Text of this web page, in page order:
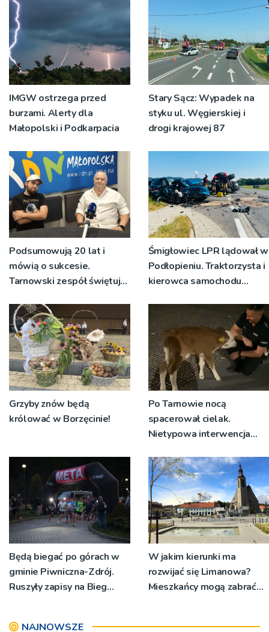
IMGW ostrzega przed
burzami. Alerty dla
Małopolski i Podkarpacia
Stary Sącz: Wypadek na
styku ul. Węgierskiej i
drogi krajowej 87
Podsumowują 20 lat i
mówią o sukcesie.
Tarnowski zespół świętuje
koncert
Śmigłowiec LPR lądował w
Podłopieniu. Traktorzysta i
kierowca samochodu
poszkodowani
Grzyby znów będą
królować w Borzęcinie!
Po Tarnowie nocą
spacerował cielak.
Nietypowa interwencja
Będą biegać po górach w
gminie Piwniczna-Zdrój.
Ruszyły zapisy na Bieg
W jakim kierunki ma
rozwijać się Limanowa?
Mieszkańcy mogą zabrać
NAJNOWSZE